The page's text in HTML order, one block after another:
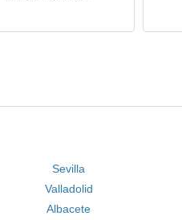
Sevilla
Valladolid
Albacete